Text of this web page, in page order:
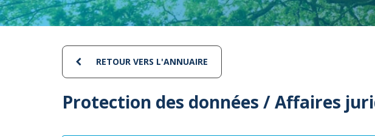
RETOUR VERS L'ANNUAIRE
Protection des données / Affaires